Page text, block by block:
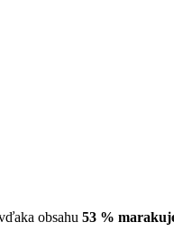
obsahu 53 %